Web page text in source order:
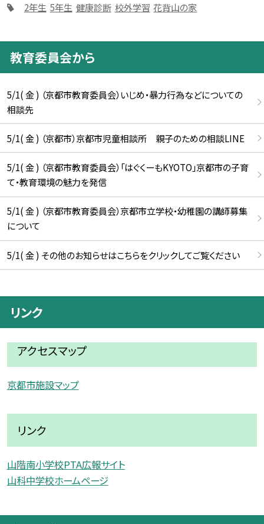
2年生 5年生 健康診断 校外学習 花背山の家
教育委員会から
5/1( 金 ) （京都市教育委員会）いじめ・暴力行為などについての
相談先
5/1( 金 ) （京都市）京都市児童相談所 親子のための相談LINE
5/1( 金 ) （京都市教育委員会）「はぐくーもKYOTO」京都市の子育
て・教育環境の魅力を発信
5/1( 金 ) （京都市教育委員会）京都市立学校・幼稚園の講師募集
について
5/1( 金 ) その他のお知らせはこちらをクリックしてご覧ください
リンク
アクセスマップ
京都市施設マップ
リンク
山階南小学校PTA広報サイト
山科中学校ホームページ